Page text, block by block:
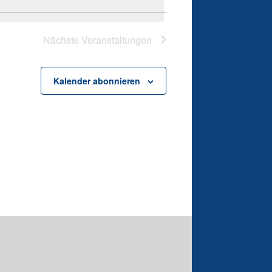
Nächste Veranstaltungen
Kalender abonnieren